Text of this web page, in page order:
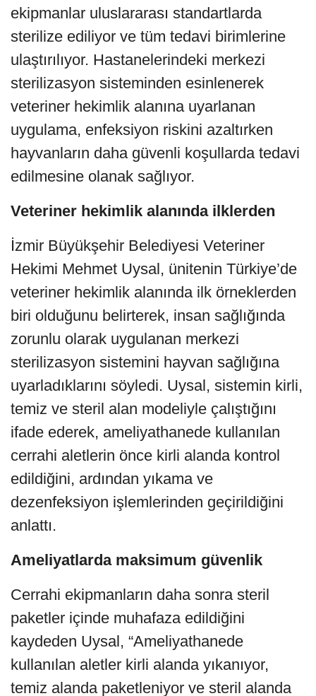
ekipmanlar uluslararası standartlarda
sterilize ediliyor ve tüm tedavi birimlerine
ulaştırılıyor. Hastanelerindeki merkezi
sterilizasyon sisteminden esinlenerek
veteriner hekimlik alanına uyarlanan
uygulama, enfeksiyon riskini azaltırken
hayvanların daha güvenli koşullarda tedavi
edilmesine olanak sağlıyor.
Veteriner hekimlik alanında ilklerden
İzmir Büyükşehir Belediyesi Veteriner
Hekimi Mehmet Uysal, ünitenin Türkiye’de
veteriner hekimlik alanında ilk örneklerden
biri olduğunu belirterek, insan sağlığında
zorunlu olarak uygulanan merkezi
sterilizasyon sistemini hayvan sağlığına
uyarladıklarını söyledi. Uysal, sistemin kirli,
temiz ve steril alan modeliyle çalıştığını
ifade ederek, ameliyathanede kullanılan
cerrahi aletlerin önce kirli alanda kontrol
edildiğini, ardından yıkama ve
dezenfeksiyon işlemlerinden geçirildiğini
anlattı.
Ameliyatlarda maksimum güvenlik
Cerrahi ekipmanların daha sonra steril
paketler içinde muhafaza edildiğini
kaydeden Uysal, “Ameliyathanede
kullanılan aletler kirli alanda yıkanıyor,
temiz alanda paketleniyor ve steril alanda